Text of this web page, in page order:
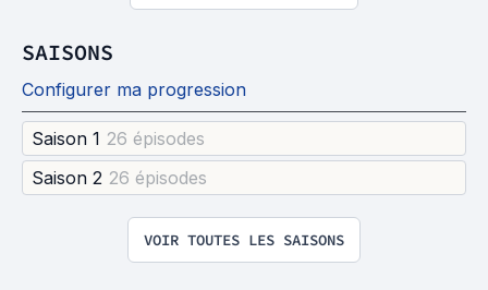
SAISONS
Configurer ma progression
Saison 1 26 épisodes
Saison 2 26 épisodes
VOIR TOUTES LES SAISONS